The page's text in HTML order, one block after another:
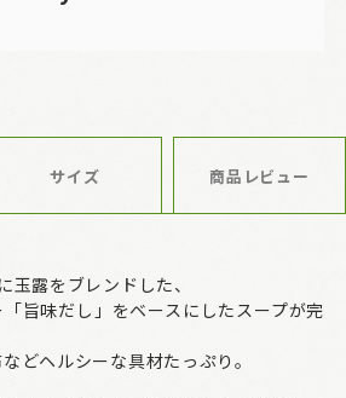
サイズ 商品レビュー
玉露をブレンドした、
旨味だし」をベースにしたスープが完
どヘルシーな具材たっぷり。